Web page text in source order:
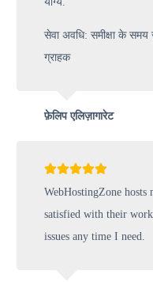
सेवा अवधि: समीक्षा के
ग्राहक
फ़ेलिप एलिज़ागारेट
WebHostingZone hosts
satisfied with their
issues any time I need.